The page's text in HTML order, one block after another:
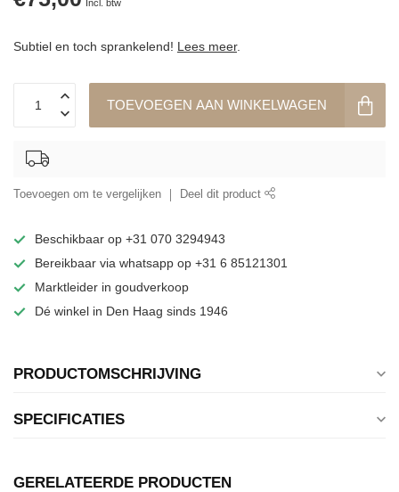
Incl. btw
Subtiel en toch sprankelend! Lees meer.
TOEVOEGEN AAN WINKELWAGEN
Toevoegen om te vergelijken Deel dit product
Beschikbaar op +31 070 3294943
Bereikbaar via whatsapp op +31 6 85121301
Marktleider in goudverkoop
Dé winkel in Den Haag sinds 1946
PRODUCTOMSCHRIJVING
SPECIFICATIES
GERELATEERDE PRODUCTEN